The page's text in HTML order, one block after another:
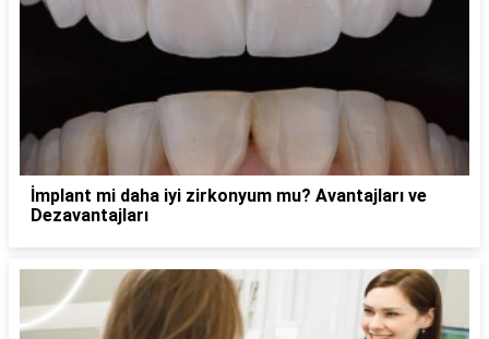
İmplant mi daha iyi zirkonyum mu? Avantajları ve
Dezavantajları